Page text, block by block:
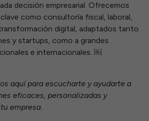
decisión empresarial. Ofrecemos
como consultoría fiscal, laboral,
digital, adaptados tanto
y startups, como a grandes
e internacionales. ￼
aquí para escucharte y ayudarte a
eficaces, personalizadas y
empresa.